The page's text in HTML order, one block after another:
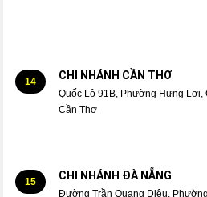
14 CHI NHÁNH CẦN THƠ
Quốc Lộ 91B, Phường Hưng Lợi,
Cần Thơ
15 CHI NHÁNH ĐÀ NẴNG
Đường Trần Quang Diệu,